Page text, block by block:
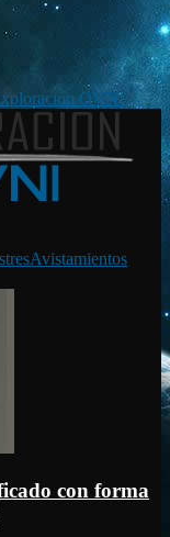
OVNI
Avistamientos
con forma